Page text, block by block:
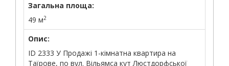
Загальна площа:
49 м2
Опис:
ID 2333 У Продажі 1-кімнатна квартира на
Таїрове, по вул. Вільямса кут Люстдорфської